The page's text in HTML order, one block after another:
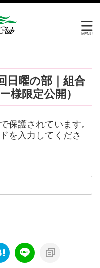
日曜の部｜組合
様限定公開）
保護されています。
を入力してくださ